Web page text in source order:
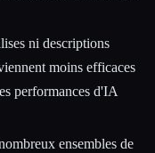
ni descriptions
moins efficaces
performances d'IA
ensembles de